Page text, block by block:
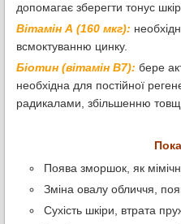
допомагає зберегти тонус
Вітамін А (160 мкг):
всмоктуванню цинку.
Біотин (вітамін В7): бере
необхідна для постійної
радикалами, збільшенню
Поява зморшок, як
Зміна овалу обличчя,
Сухість шкіри, втрата